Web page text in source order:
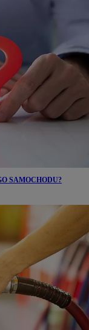
SAMOCHODU?